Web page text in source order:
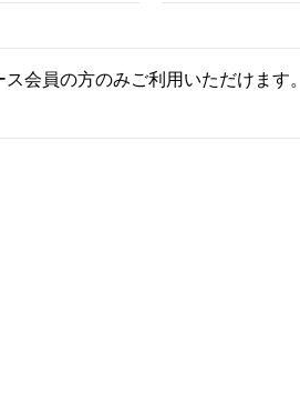
会員の方のみご利用いただけます。